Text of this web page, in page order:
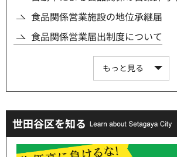
食品関係営業施設の地位承継届
食品関係営業届出制度について
もっと見る
世田谷区を知る